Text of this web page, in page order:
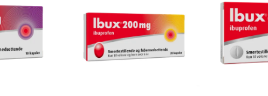
av de andre innholdsstoffene i dette